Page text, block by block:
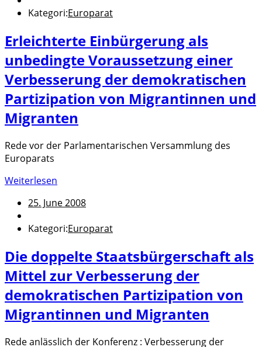
Kategori:Europarat
Erleichterte Einbürgerung als
unbedingte Voraussetzung einer
Verbesserung der demokratischen
Partizipation von Migrantinnen und
Migranten
Rede vor der Parlamentarischen Versammlung des
Europarats
Weiterlesen
25. June 2008
Kategori:Europarat
Die doppelte Staatsbürgerschaft als
Mittel zur Verbesserung der
demokratischen Partizipation von
Migrantinnen und Migranten
Rede anlässlich der Konferenz : Verbesserung der